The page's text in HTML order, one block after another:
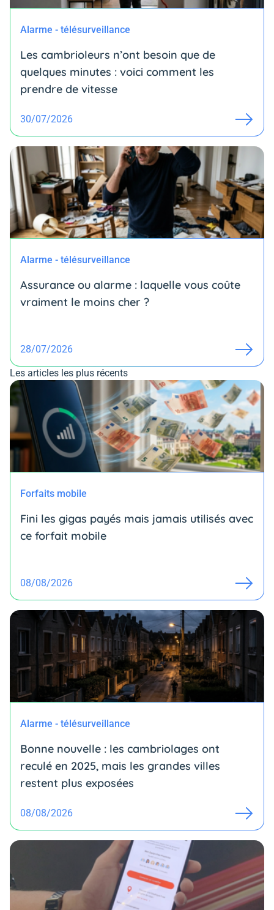
Alarme - télésurveillance
Les cambrioleurs n’ont besoin que de
quelques minutes : voici comment les
prendre de vitesse
30/07/2026
Alarme - télésurveillance
Assurance ou alarme : laquelle vous coûte
vraiment le moins cher ?
28/07/2026
Les articles les plus récents
Forfaits mobile
Fini les gigas payés mais jamais utilisés avec
ce forfait mobile
08/08/2026
Alarme - télésurveillance
Bonne nouvelle : les cambriolages ont
reculé en 2025, mais les grandes villes
restent plus exposées
08/08/2026